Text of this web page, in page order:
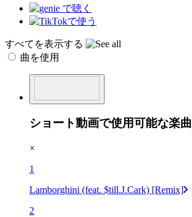
すべてを表示する
曲を使用
ショート動画で使用可能な楽曲
×
1
Lamborghini (feat. $till.J.Cark) [Remix]
2